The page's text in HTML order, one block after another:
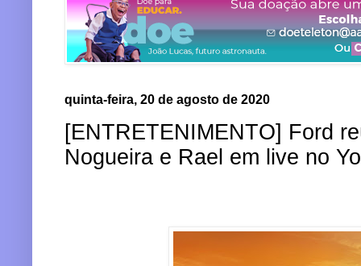
quinta-feira, 20 de agosto de 2020
[ENTRETENIMENTO] Ford
Nogueira e Rael em live no